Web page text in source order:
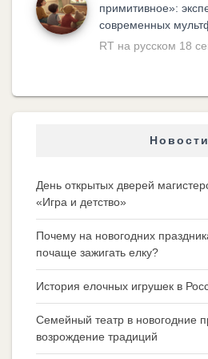
примитивное»:
современных
RT на русском 18
Новости
День открытых дверей
«Игра и детство»
Почему на новогодних
почаще зажигать елку?
История елочных игрушек в
Семейный театр в новогодние
возрождение традиций